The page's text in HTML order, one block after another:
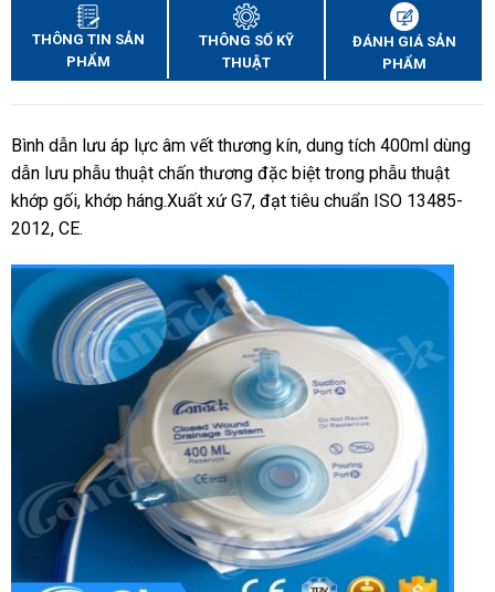
THÔNG TIN SẢN
PHẨM
THÔNG SỐ KỸ
THUẬT
ĐÁNH GIÁ SẢN
PHẨM
Bình dẫn lưu áp lực âm vết thương kín, dung tích 400ml dùng
dẫn lưu phẫu thuật chấn thương đặc biệt trong phẫu thuật
khớp gối, khớp háng.Xuất xứ G7, đạt tiêu chuẩn ISO 13485-
2012, CE.